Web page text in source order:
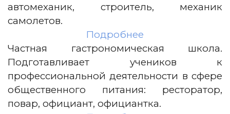
автомеханик, строитель, механик
самолетов.
Подробнее
Частная гастрономическая школа.
Подготавливает учеников к
профессиональной деятельности в сфере
общественного питания: ресторатор,
повар, официант, официантка.